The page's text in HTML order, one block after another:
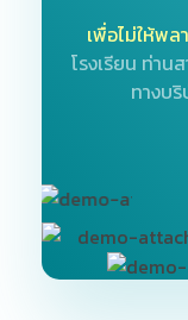
เพื่อไม่ให้พล
โรงเรียน ท่าน
ทางบ